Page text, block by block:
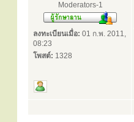
Moderators-1
ลงทะเบียนเมื่อ: 01 ก.พ. 2011,
08:23
โพสต์: 1328